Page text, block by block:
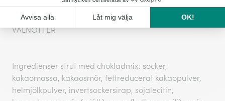
(guargummi), syra (citronsyra). Kan innehålla:
CASHEWNÖTTER, MANDEL, PISTACHIONÖTTER,
VALNÖTTER
Ingredienser strut med chokladmix: socker,
kakaomassa, kakaosmör, fettreducerat kakaopulver,
helmjölkpulver, invertsockersirap, sojalecitin,